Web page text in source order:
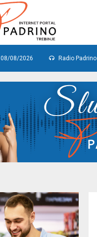
08/08/2026 Radio Padrino